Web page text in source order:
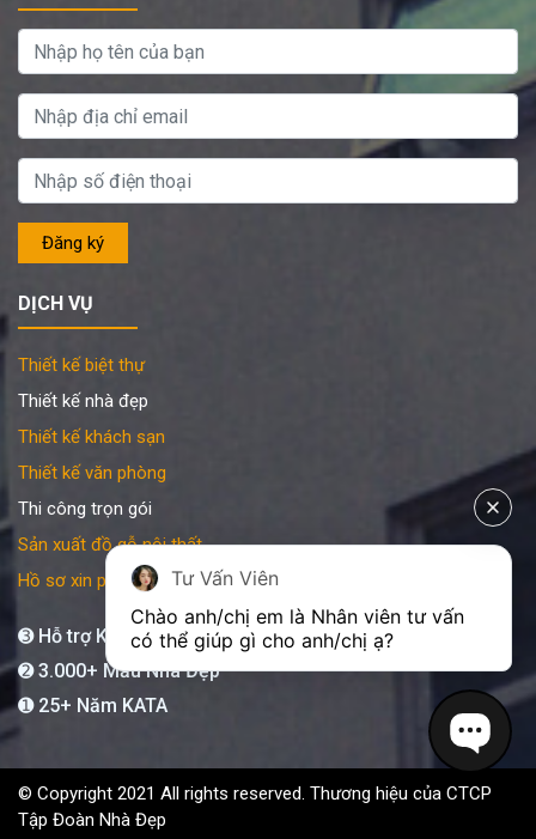
DỊCH VỤ
Thiết kế biệt thự
Thiết kế nhà đẹp
Thiết kế khách sạn
Thiết kế văn phòng
Thi công trọn gói
Sản xuất đồ gỗ nội thất
Hồ sơ xin phép xây dựng
➌ Hỗ trợ KATA 24/7
➋ 3.000+ Mẫu Nhà Đẹp
➊ 25+ Năm KATA
© Copyright 2021 All rights reserved. Thương hiệu của CTCP
Tập Đoàn Nhà Đẹp
Tư Vấn Viên
Chào anh/chị em là Nhân viên tư vấn
có thể giúp gì cho anh/chị ạ?